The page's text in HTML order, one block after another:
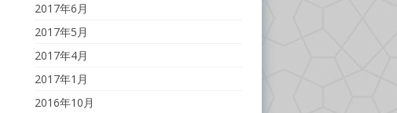
2017年6月
2017年5月
2017年4月
2017年1月
2016年10月